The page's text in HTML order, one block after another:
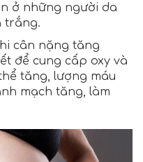
ở những người da
trắng.
cân nặng tăng
để cung cấp oxy và
tăng, lượng máu
mạch tăng, làm